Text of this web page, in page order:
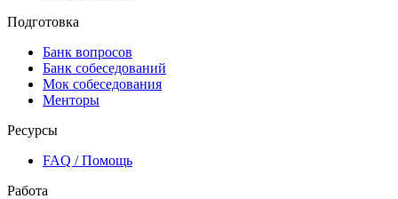
Подготовка
Банк вопросов
Банк собеседований
Мок собеседования
Менторы
Ресурсы
FAQ / Помощь
Работа